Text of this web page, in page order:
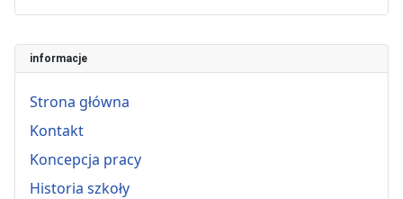
informacje
Strona główna
Kontakt
Koncepcja pracy
Historia szkoły